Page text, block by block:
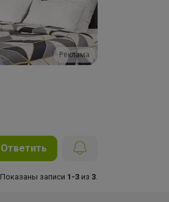
Реклама
Ответить
Показаны записи 1-3 из 3